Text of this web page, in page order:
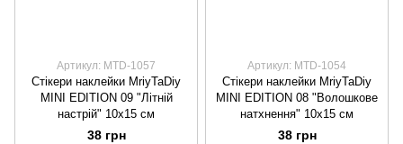
Артикул: MTD-1057
Стікери наклейки MriyTaDiy
MINI EDITION 09 "Літній
настрій" 10х15 см
38 грн
Артикул: MTD-1054
Стікери наклейки MriyTaDiy
MINI EDITION 08 "Волошкове
натхнення" 10х15 см
38 грн